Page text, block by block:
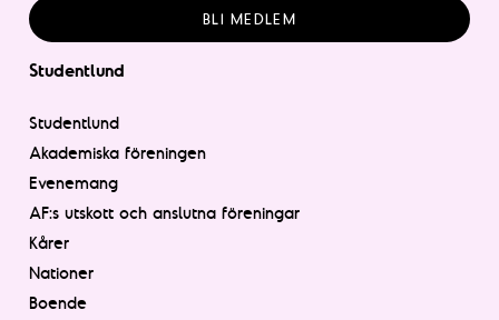
BLI MEDLEM
Studentlund
Studentlund
Akademiska föreningen
Evenemang
AF:s utskott och anslutna föreningar
Kårer
Nationer
Boende